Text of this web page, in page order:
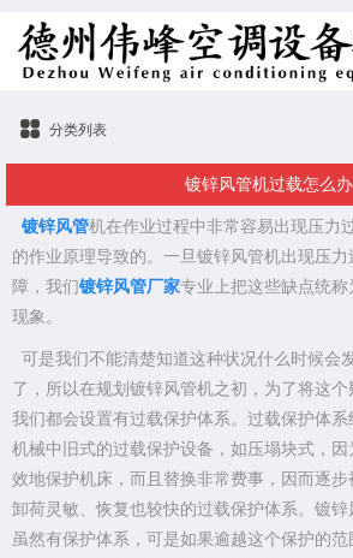
分类列表
镀锌风管机过载怎么办
镀锌风管机在作业过程中非常容易出现压力
的作业原理导致的。一旦镀锌风管机出现压
障，我们镀锌风管厂家专业上把这些缺点统
现象。
可是我们不能清楚知道这种状况什么时候会
了，所以在规划镀锌风管机之初，为了将这个
我们都会设置有过载保护体系。过载保护体系
机械中旧式的过载保护设备，如压塌块式，
效地保护机床，而且替换非常费事，因而逐
卸荷灵敏、恢复也较快的过载保护体系。镀
虽然有保护体系，可是如果逾越这个保护的